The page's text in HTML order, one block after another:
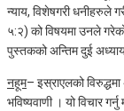
न्याय, विशेषगरी धनीहरुले
५:२) को विषयमा उनले
पुस्तकको अन्तिम दुई
नहूम– इस्राएलको
भविष्यवाणी । यो विचार